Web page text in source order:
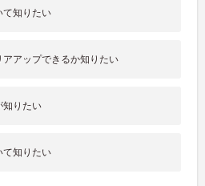
て知りたい
アップできるか知りたい
知りたい
て知りたい